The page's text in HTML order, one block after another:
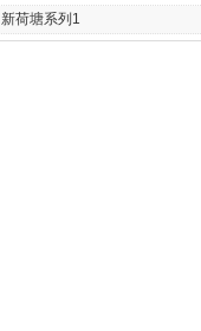
新荷塘系列1